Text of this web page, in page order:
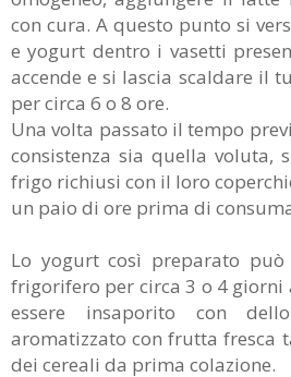
con cura. A questo punto si
e yogurt dentro i vasetti
accende e si lascia scaldare il
per circa 6 o 8 ore.
Una volta passato il tempo
consistenza sia quella voluta,
frigo richiusi con il loro
un paio di ore prima di
Lo yogurt così preparato può
frigorifero per circa 3 o 4 giorni
essere insaporito con
aromatizzato con frutta fresca
dei cereali da prima colazione.